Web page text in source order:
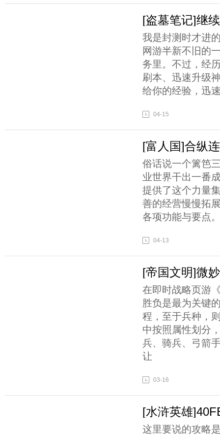
[盗墓笔记]继
我是封测时才进
网游半新不旧的
务里。不过，经
刷本、迅速升级
给你的经验，迅
04-15
[富人国]合纵
俗话说一个篱笆
业世界干出一番
提供了这个力量
善的经营慢慢拓
各项功能与要点
04-13
[帝国文明]微
在即时战略页游
胜负是最为关键
程，至于兵种，
中按照属性划分
兵、骑兵、弓箭
让
03-16
[水浒英雄
这里要说的攻略